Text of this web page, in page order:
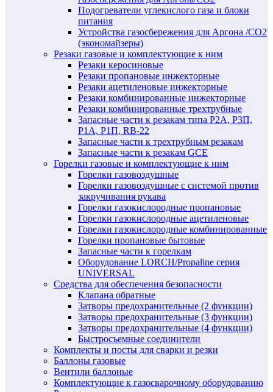
Подогреватели углекислого газа и блоки
питания
Устройства газосбережения для Аргона /СО2
(экономайзеры)
Резаки газовые и комплектующие к ним
Резаки керосиновые
Резаки пропановые инжекторные
Резаки ацетиленовые инжекторные
Резаки комбинированные инжекторные
Резаки комбинированные трехтрубные
Запасные части к резакам типа Р2А, Р3П,
Р1А, Р1П, RB-22
Запасные части к трехтрубным резакам
Запасные части к резакам GCE
Горелки газовые и комплектующие к ним
Горелки газовоздушные
Горелки газовоздушные с системой против
закручивания рукава
Горелки газокислородные пропановые
Горелки газокислородные ацетиленовые
Горелки газокислородные комбинированные
Горелки пропановые бытовые
Запасные части к горелкам
Оборудование LORCH/Propaline серия
UNIVERSAL
Средства для обеспечения безопасности
Клапана обратные
Затворы предохранительные (2 функции)
Затворы предохранительные (3 функции)
Затворы предохранительные (4 функции)
Быстросъемные соединители
Комплекты и посты для сварки и резки
Баллоны газовые
Вентили баллоные
Комплектующие к газосварочному оборудованию